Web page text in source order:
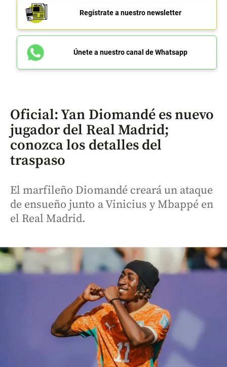
Regístrate a nuestro newsletter
Únete a nuestro canal de Whatsapp
Oficial: Yan Diomandé es nuevo
jugador del Real Madrid;
conozca los detalles del
traspaso
El marfileño Diomandé creará un ataque
de ensueño junto a Vinicius y Mbappé en
el Real Madrid.